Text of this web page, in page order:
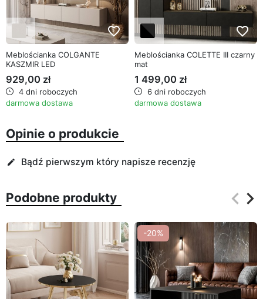
favorite_border
Meblościanka COLGANTE
KASZMIR LED
929,00 zł
4 dni roboczych
darmowa dostawa
favorite_border
Meblościanka COLETTE III czarny
mat
1 499,00 zł
6 dni roboczych
darmowa dostawa
Opinie o produkcie
edit Bądź pierwszym który napisze recenzję
Podobne produkty keyboard_arrow_left
keyboard_arrow_right
-20%